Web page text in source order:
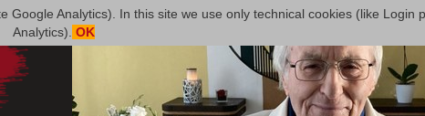
Analytics). In this site we use only technical cookies (like Login
Analytics). OK